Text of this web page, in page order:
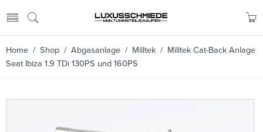
Home / Shop / Abgasanlage / Milltek / Milltek Cat-Back Anlage
Seat Ibiza 1.9 TDi 130PS und 160PS